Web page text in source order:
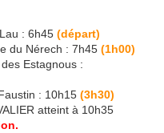
: 6h45 (départ)
du Nérech : 7h45 (1h00)
Estagnous :
: 10h15 (3h30)
atteint à 10h35